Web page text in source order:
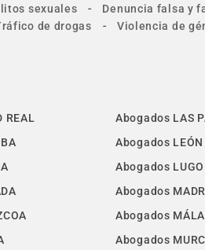
sexuales - Denuncia falsa y
de drogas - Violencia de
REAL Abogados LAS
Abogados LEÓN
Abogados LUGO
Abogados
Abogados
Abogados